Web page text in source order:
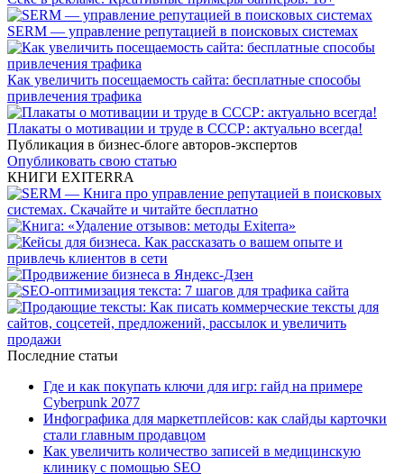
SERM — управление репутацией в поисковых системах
Как увеличить посещаемость сайта: бесплатные способы
привлечения трафика
Плакаты о мотивации и труде в СССР: актуально всегда!
Публикация в бизнес-блоге авторов-экспертов
Опубликовать свою статью
КНИГИ EXITERRA
Последние статьи
Где и как покупать ключи для игр: гайд на примере
Cyberpunk 2077
Инфографика для маркетплейсов: как слайды карточки
стали главным продавцом
Как увеличить количество записей в медицинскую
клинику с помощью SEO